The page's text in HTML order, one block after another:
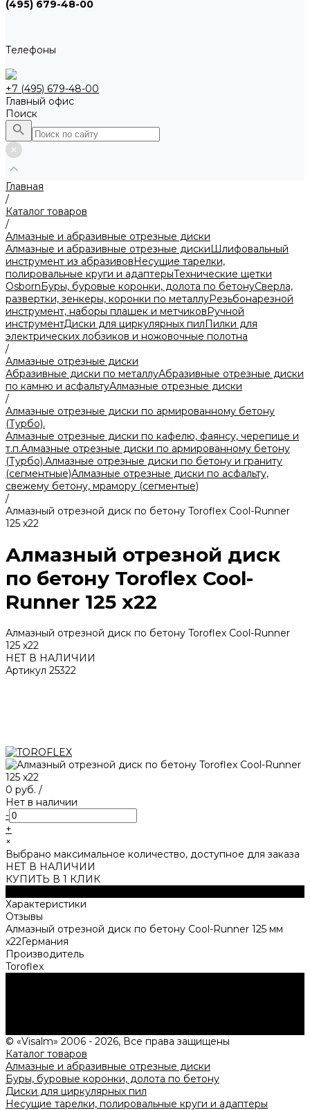
(495) 679-48-00
Телефоны
+7 (495) 679-48-00
Главный офис
Поиск
Главная
/
Каталог товаров
/
Алмазные и абразивные отрезные диски
Алмазные и абразивные отрезные дискиШлифовальный
инструмент из абразивовНесущие тарелки,
полировальные круги и адаптерыТехнические щетки
OsbornБуры, буровые коронки, долота по бетонуСверла,
развертки, зенкеры, коронки по металлуРезьбонарезной
инструмент, наборы плашек и метчиковРучной
инструментДиски для циркулярных пилПилки для
электрических лобзиков и ножовочные полотна
/
Алмазные отрезные диски
Абразивные диски по металлуАбразивные отрезные диски
по камню и асфальтуАлмазные отрезные диски
/
Алмазные отрезные диски по армированному бетону
(Турбо).
Алмазные отрезные диски по кафелю, фаянсу, черепице и
т.п.Алмазные отрезные диски по армированному бетону
(Турбо).Алмазные отрезные диски по бетону и граниту
(сегментные)Алмазные отрезные диски по асфальту,
свежему бетону, мрамору (сегментые)
/
Алмазный отрезной диск по бетону Toroflex Cool-Runner
125 x22
Алмазный отрезной диск
по бетону Toroflex Cool-
Runner 125 x22
Алмазный отрезной диск по бетону Toroflex Cool-Runner
125 x22
НЕТ В НАЛИЧИИ
Артикул 25322
0 руб. /
Нет в наличии
-
+
×
Выбрано максимальное количество, доступное для заказа
НЕТ В НАЛИЧИИ
КУПИТЬ В 1 КЛИК
Характеристики
Отзывы
Алмазный отрезной диск по бетону Cool-Runner 125 мм
x22Германия
Производитель
Toroflex
© «Visalm» 2006 - 2026, Все права защищены
Каталог товаров
Алмазные и абразивные отрезные диски
Буры, буровые коронки, долота по бетону
Диски для циркулярных пил
Несущие тарелки, полировальные круги и адаптеры